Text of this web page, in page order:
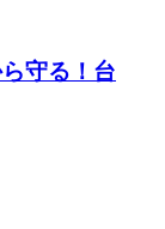
守る！台